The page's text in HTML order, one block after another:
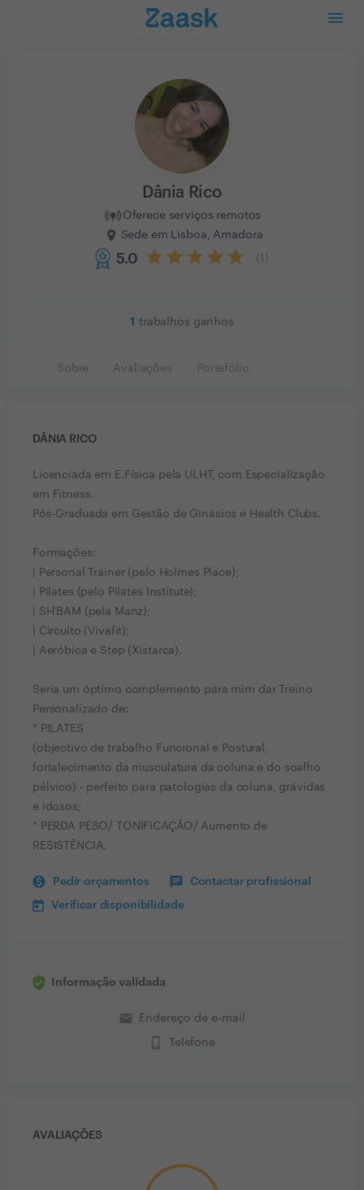
Dânia Rico
Oferece serviços remotos
Sede em Lisboa, Amadora
5.0 1
1 trabalhos ganhos
Sobre Avaliações Portefólio
DÂNIA RICO
Licenciada em E.Física pela ULHT, com Especialização
em Fitness.
Pós-Graduada em Gestão de Ginásios e Health Clubs.
Formações:
| Personal Trainer (pelo Holmes Place);
| Pilates (pelo Pilates Institute);
| SH'BAM (pela Manz);
| Circuito (Vivafit);
| Aeróbica e Step (Xistarca).
Seria um óptimo complemento para mim dar Treino
Personalizado de:
* PILATES
(objectivo de trabalho Funcional e Postural,
fortalecimento da musculatura da coluna e do soalho
pélvico) - perfeito para patologias da coluna, grávidas
e idosos;
* PERDA PESO/ TONIFICAÇÃO/ Aumento de
RESISTÊNCIA.
Pedir orçamentos Contactar profissional
Verificar disponibilidade
Informação validada
email Endereço de e-mail
phone_iphone Telefone
AVALIAÇÕES